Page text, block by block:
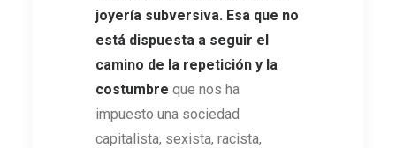
joyería subversiva. Esa que no
está dispuesta a seguir el
camino de la repetición y la
costumbre que nos ha
impuesto una sociedad
capitalista, sexista, racista,